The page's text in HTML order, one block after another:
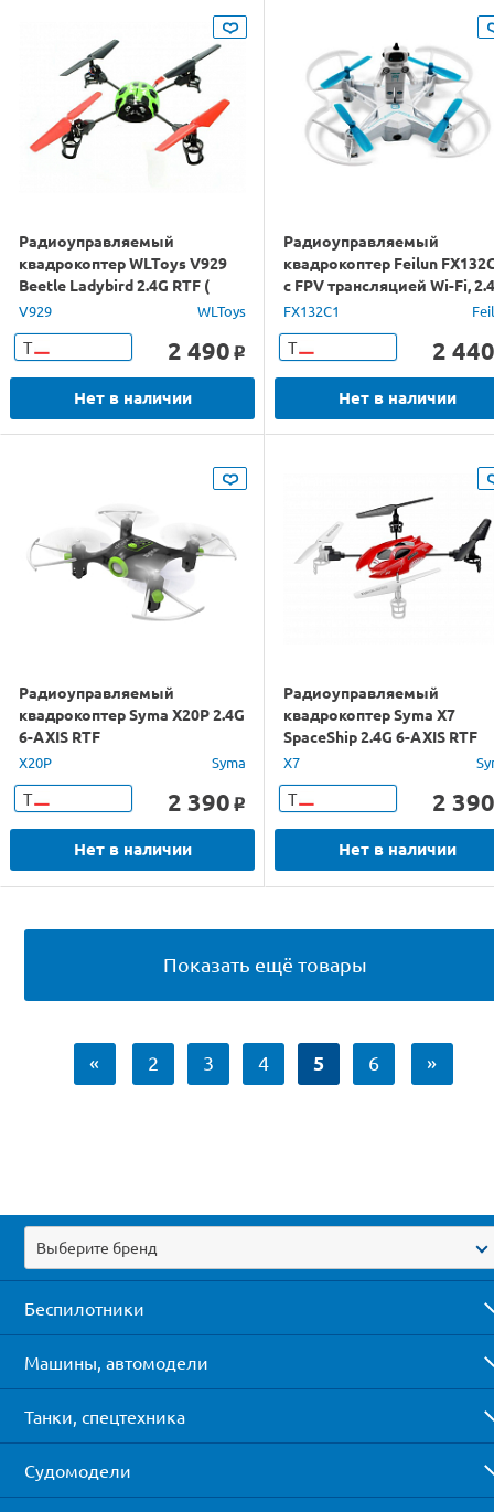
Радиоуправляемый
квадрокоптер WLToys V929
Beetle Ladybird 2.4G RTF (
V929 )
V929 WLToys
Т 2 490 o
Нет в наличии
Радиоуправляемый
квадрокоптер Feilun
с FPV трансляцией Wi-Fi,
RTF
FX132C1
Т 2 440
Нет в наличии
Радиоуправляемый
квадрокоптер Syma X20P 2.4G
6-AXIS RTF
X20P Syma
Т 2 390 o
Нет в наличии
Радиоуправляемый
квадрокоптер Syma X7
SpaceShip 2.4G 6-AXIS RTF
X7
Т 2 390
Нет в наличии
Показать ещё товары
« 2 3 4 5 6 »
Выберите бренд
Беспилотники
Машины, автомодели
Танки, спецтехника
Судомодели